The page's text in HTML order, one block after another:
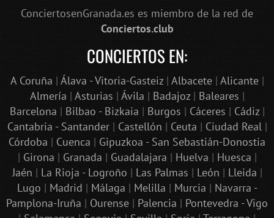
ConciertosenGranada.es es miembro de la red de
Conciertos.club
CONCIERTOS EN:
A Coruña | Álava - Vitoria-Gasteiz| Albacete| Alicante|
Almería | Asturias | Ávila | Badajoz| Baleares |
Barcelona | Bilbao - Bizkaia | Burgos | Cáceres | Cádiz|
Cantabria - Santander| Castellón | Ceuta | Ciudad Real|
Córdoba | Cuenca | Gipuzkoa - San Sebastián-Donostia
| Girona | Granada | Guadalajara | Huelva | Huesca |
Jaén | La Rioja - Logroño | Las Palmas | León | Lleida |
Lugo | Madrid | Málaga | Melilla | Murcia | Navarra -
Pamplona-Iruña | Ourense | Palencia | Pontevedra - Vigo